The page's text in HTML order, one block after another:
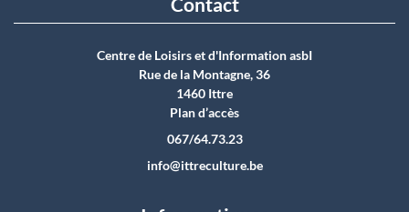
Centre de Loisirs et d'Information asbI
Rue de la Montagne, 36
1460 Ittre
Plan d’accès
067/64.73.23
info@ittreculture.be